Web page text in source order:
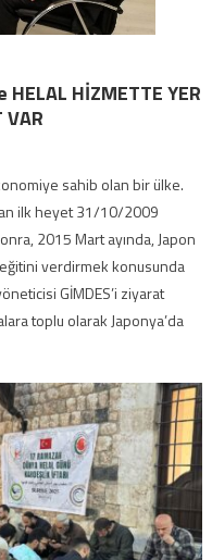
HELAL HİZMETTE YER
VAR
sahib olan bir ülke.
ilk heyet 31/10/2009
2015 Mart ayında, Japon
verdirmek konusunda
GİMDES’i ziyarat
toplu olarak Japonya’da